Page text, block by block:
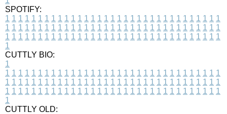
SPOTIFY:
1 1 1 1 1 1 1 1 1 1 1 1 1 1 1 1 1 1 1 1 1 1 1 1 1 1 1 1 1 1 1 1 1
1 1 1 1 1 1 1 1 1 1 1 1 1 1 1 1 1 1 1 1 1 1 1 1 1 1 1 1 1 1 1 1 1
1 1 1 1 1 1 1 1 1 1 1 1 1 1 1 1 1 1 1 1 1 1 1 1 1 1 1 1 1 1 1 1 1
1
CUTTLY BIO:
1
1 1 1 1 1 1 1 1 1 1 1 1 1 1 1 1 1 1 1 1 1 1 1 1 1 1 1 1 1 1 1 1 1
1 1 1 1 1 1 1 1 1 1 1 1 1 1 1 1 1 1 1 1 1 1 1 1 1 1 1 1 1 1 1 1 1
1 1 1 1 1 1 1 1 1 1 1 1 1 1 1 1 1 1 1 1 1 1 1 1 1 1 1 1 1 1 1 1 1
1
CUTTLY OLD: